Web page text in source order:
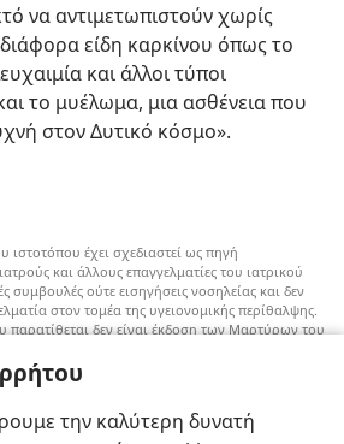
την καλύτερη δυνατή
να αντιμετωπιστούν χωρίς
είδη καρκίνου όπως το
και άλλοι τύποι
το μυέλωμα, μια ασθένεια που
στον Δυτικό κόσμο».
ιστοτόπου έχει σχεδιαστεί ως πηγή
και άλλους επαγγελματίες του ιατρικού
συμβουλές ούτε εισηγήσεις νοσηλείας και δεν
στον τομέα της υγειονομικής περίθαλψης.
παρατίθεται δεν είναι έκδοση των Μαρτύρων του
ευθύνη του κάθε επαγγελματία στον
να είναι ενήμερος για τυχόν νέες
με την ιατρική του κατάσταση, τις